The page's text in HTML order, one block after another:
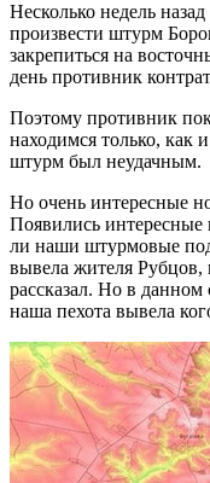
Несколько недель
произвести штурм
закрепиться на
день противник
Поэтому противник
находимся только, как
штурм был неудачным.
Но очень интересные
Появились интересные
ли наши штурмовые
вывела жителя Рубцов,
рассказал. Но в данном
наша пехота вывела